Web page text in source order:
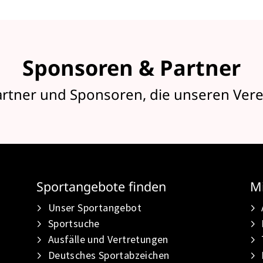
Sponsoren & Partner
und Sponsoren, die unseren
Sportangebote finden
Unser Sportangebot
Sportsuche
Ausfälle und Vertretungen
Deutsches Sportabzeichen